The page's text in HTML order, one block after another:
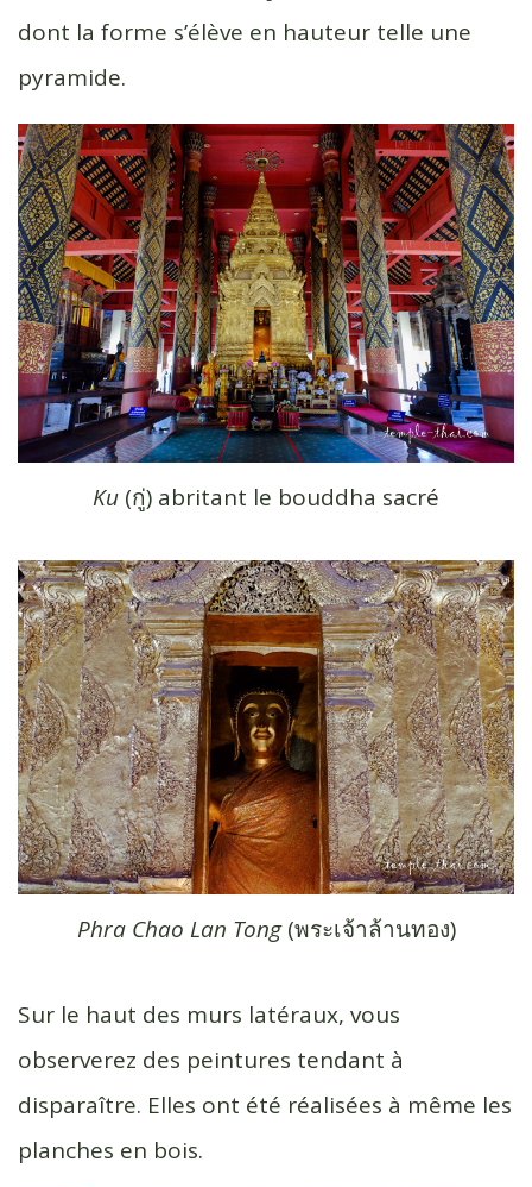
dont la forme s’élève en hauteur telle une
pyramide.
Ku (กู่) abritant le bouddha sacré
Phra Chao Lan Tong(พระ​เจ้า​ล้าน​ทอง)
Sur le haut des murs latéraux, vous
observerez des peintures tendant à
disparaître. Elles ont été réalisées à même les
planches en bois.